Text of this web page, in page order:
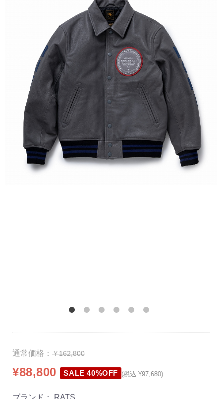
通常価格： ￥162,800
¥88,800 SALE 40%OFF (税込 ¥97,680)